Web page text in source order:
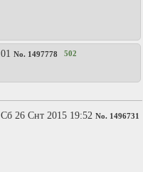
No. 1497778 502
Сб 26 Снт 2015 19:52 No. 1496731